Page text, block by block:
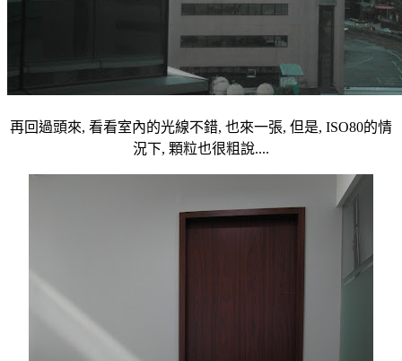
再回過頭來, 看看室內的光線不錯, 也來一張, 但是, ISO80的情
況下, 顆粒也很粗說....